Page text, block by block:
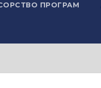
ПРОГРАМ